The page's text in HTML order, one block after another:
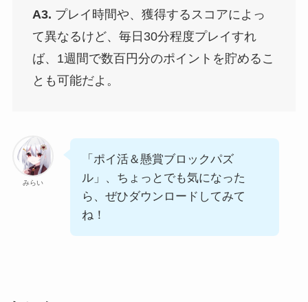
A3. プレイ時間や、獲得するスコアによっ
て異なるけど、毎日30分程度プレイすれ
ば、1週間で数百円分のポイントを貯めるこ
とも可能だよ。
みらい
「ポイ活＆懸賞ブロックパズ
ル」、ちょっとでも気になった
ら、ぜひダウンロードしてみて
ね！